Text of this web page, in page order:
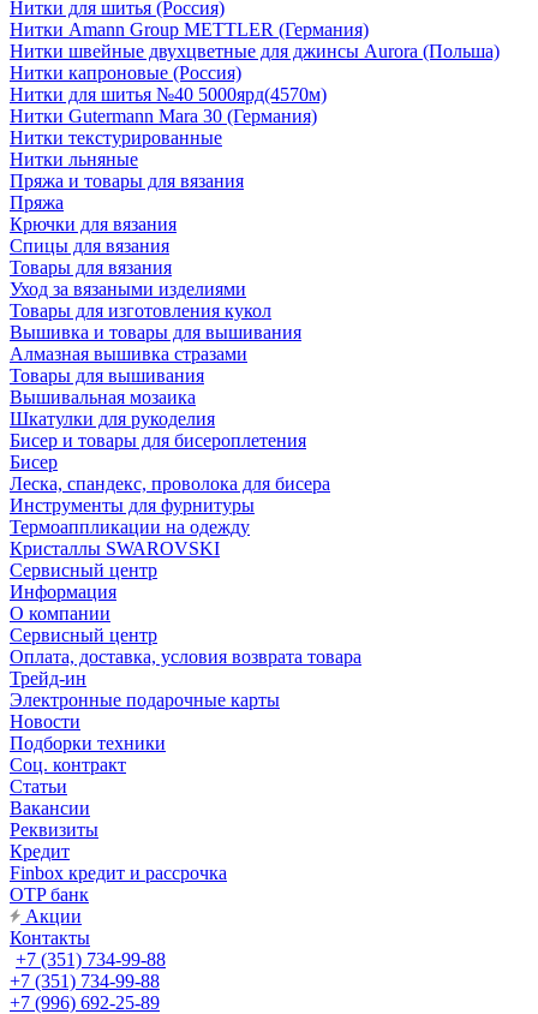
Нитки для шитья (Россия)
Нитки Amann Group METTLER (Германия)
Нитки швейные двухцветные для джинсы Aurora (Польша)
Нитки капроновые (Россия)
Нитки для шитья №40 5000ярд(4570м)
Нитки Gutermann Mara 30 (Германия)
Нитки текстурированные
Нитки льняные
Пряжа и товары для вязания
Пряжа
Крючки для вязания
Спицы для вязания
Товары для вязания
Уход за вязаными изделиями
Товары для изготовления кукол
Вышивка и товары для вышивания
Алмазная вышивка стразами
Товары для вышивания
Вышивальная мозаика
Шкатулки для рукоделия
Бисер и товары для бисероплетения
Бисер
Леска, спандекс, проволока для бисера
Инструменты для фурнитуры
Термоаппликации на одежду
Кристаллы SWAROVSKI
Сервисный центр
Информация
О компании
Сервисный центр
Оплата, доставка, условия возврата товара
Трейд-ин
Электронные подарочные карты
Новости
Подборки техники
Соц. контракт
Статьи
Вакансии
Реквизиты
Кредит
Finbox кредит и рассрочка
OTP банк
Акции
Контакты
+7 (351) 734-99-88
+7 (351) 734-99-88
+7 (996) 692-25-89